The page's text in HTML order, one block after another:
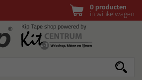
0 producten
in winkelwagen